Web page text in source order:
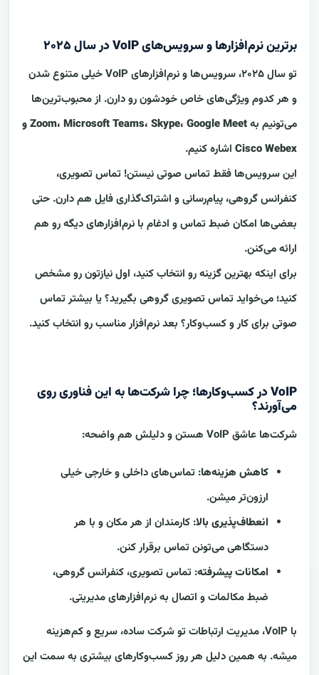
برترین نرم‌افزارها و سرویس‌های VoIP در سال ۲۰۲۵
تو سال ۲۰۲۵، سرویس‌ها و نرم‌افزارهای VoIP خیلی متنوع شدن
و هر کدوم ویژگی‌های خاص خودشون رو دارن. از محبوب‌ترین‌ها
می‌تونیم به
Zoom، Microsoft Teams، Skype، Google Meet و
Cisco Webex اشاره کنیم.
این سرویس‌ها فقط تماس صوتی نیستن! تماس تصویری،
کنفرانس گروهی، پیام‌رسانی و اشتراک‌گذاری فایل هم دارن. حتی
بعضی‌ها امکان ضبط تماس و ادغام با نرم‌افزارهای دیگه رو هم
ارائه می‌کنن.
برای اینکه بهترین گزینه رو انتخاب کنید، اول نیازتون رو مشخص
کنید؛ می‌خواید تماس تصویری گروهی بگیرید؟ یا بیشتر تماس
صوتی برای کار و کسب‌وکار؟ بعد نرم‌افزار مناسب رو انتخاب کنید.
VoIP در کسب‌وکارها؛ چرا شرکت‌ها به این فناوری روی
می‌آورند؟
شرکت‌ها عاشق VoIP هستن و دلیلش هم واضحه:
کاهش هزینه‌ها: تماس‌های داخلی و خارجی خیلی
ارزون‌تر میشن.
انعطاف‌پذیری بالا: کارمندان از هر مکان و با هر
دستگاهی می‌تونن تماس برقرار کنن.
امکانات پیشرفته: تماس تصویری، کنفرانس گروهی،
ضبط مکالمات و اتصال به نرم‌افزارهای مدیریتی.
با VoIP، مدیریت ارتباطات تو شرکت ساده، سریع و کم‌هزینه
میشه. به همین دلیل هر روز کسب‌وکارهای بیشتری به سمت این